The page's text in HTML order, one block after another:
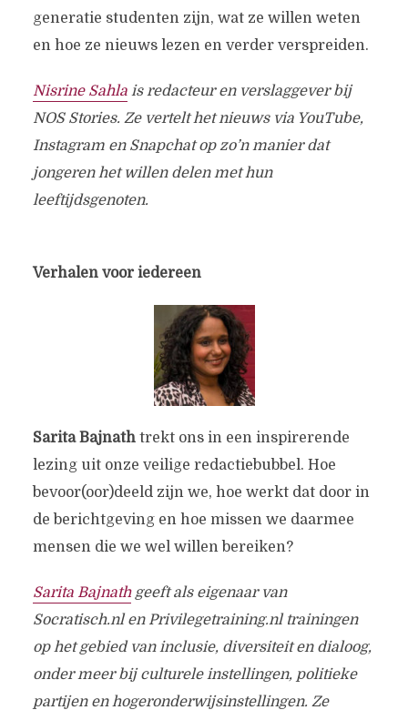
generatie studenten zijn, wat ze willen weten
en hoe ze nieuws lezen en verder verspreiden.
Nisrine Sahlais redacteur en verslaggever bij
NOS Stories. Ze vertelt het nieuws via YouTube,
Instagram en Snapchat op zo’n manier dat
jongeren het willen delen met hun
leeftijdsgenoten.
Verhalen voor iedereen
Sarita Bajnathtrekt ons in een inspirerende
lezing uit onze veilige redactiebubbel. Hoe
bevoor(oor)deeld zijn we, hoe werkt dat door in
de berichtgeving en hoe missen we daarmee
mensen die we wel willen bereiken?
Sarita Bajnathgeeft als eigenaar van
Socratisch.nl en Privilegetraining.nl trainingen
op het gebied van inclusie, diversiteit en dialoog,
onder meer bij culturele instellingen, politieke
partijen en hogeronderwijsinstellingen. Ze